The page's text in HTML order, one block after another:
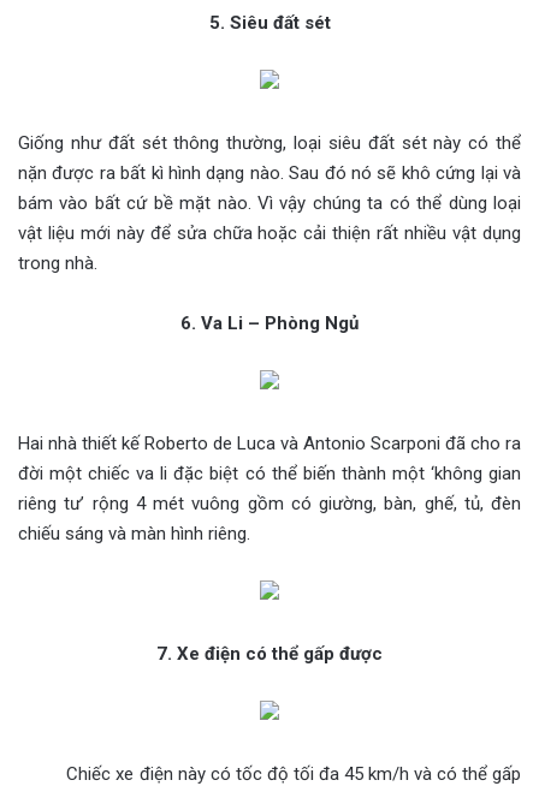
5. Siêu đất sét
Giống như đất sét thông thường, loại siêu đất sét này có thể
nặn được ra bất kì hình dạng nào. Sau đó nó sẽ khô cứng lại và
bám vào bất cứ bề mặt nào. Vì vậy chúng ta có thể dùng loại
vật liệu mới này để sửa chữa hoặc cải thiện rất nhiều vật dụng
trong nhà.
6. Va Li – Phòng Ngủ
Hai nhà thiết kế Roberto de Luca và Antonio Scarponi đã cho ra
đời một chiếc va li đặc biệt có thể biến thành một ‘không gian
riêng tư’ rộng 4 mét vuông gồm có giường, bàn, ghế, tủ, đèn
chiếu sáng và màn hình riêng.
7. Xe điện có thể gấp được
Chiếc xe điện này có tốc độ tối đa 45 km/h và có thể gấp